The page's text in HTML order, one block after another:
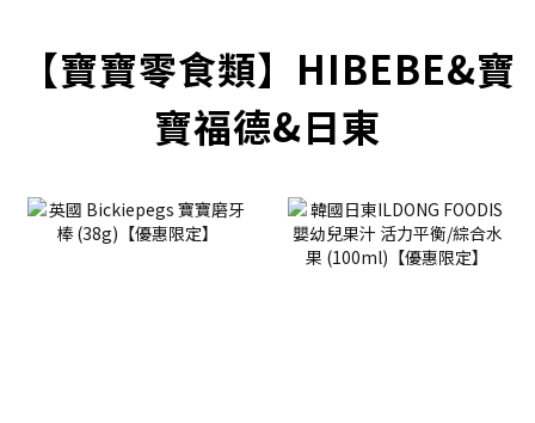
【寶寶零食類】HIBEBE&寶
寶福德&日東